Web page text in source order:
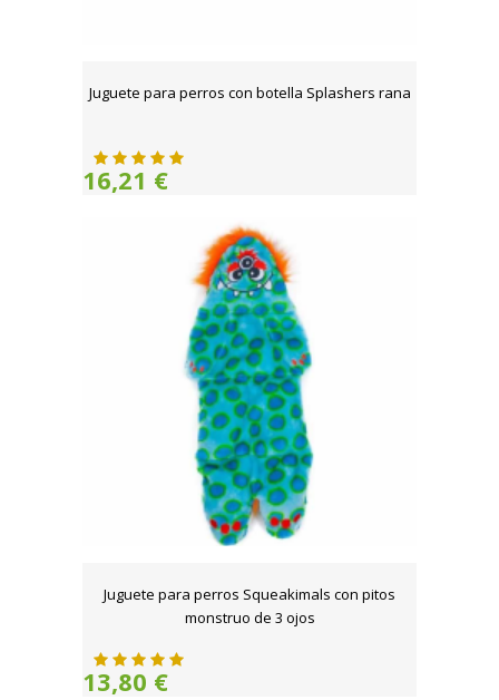
Juguete para perros con botella Splashers rana
16,21 €
Juguete para perros Squeakimals con pitos
monstruo de 3 ojos
13,80 €